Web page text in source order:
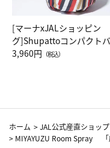
[マーナxJALショッピン
グ]Shupattoコンパクト
Drop JAL客室乗務員（LC
3,960円 （税込）
ホーム >JAL公式産直ショッ
> MIYAYUZU Room Spray 「